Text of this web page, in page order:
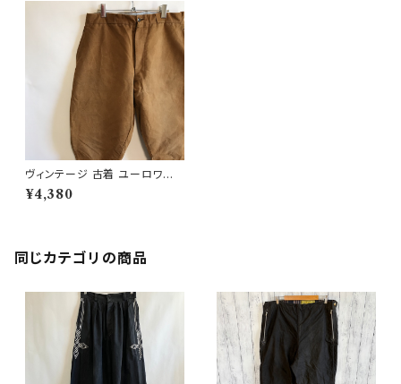
ヴィンテージ 古着 ユーロワー
ク ジョッパーズパンツ ワークパ
ンツ ビンテージ
¥4,380
同じカテゴリの商品